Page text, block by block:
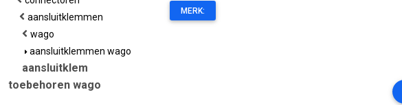
aansluitklemmen
wago
aansluitklemmen wago
aansluitklem
toebehoren wago
MERK: